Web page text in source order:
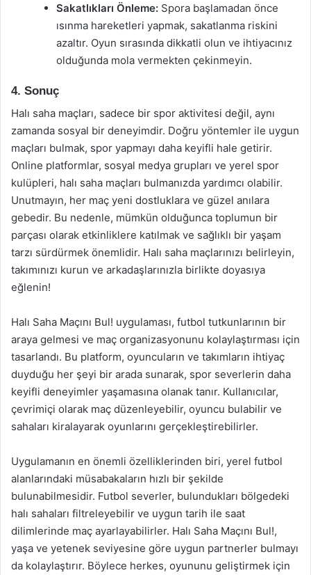
Sakatlıkları Önleme: Spora başlamadan önce
ısınma hareketleri yapmak, sakatlanma riskini
azaltır. Oyun sırasında dikkatli olun ve ihtiyacınız
olduğunda mola vermekten çekinmeyin.
4. Sonuç
Halı saha maçları, sadece bir spor aktivitesi değil, aynı
zamanda sosyal bir deneyimdir. Doğru yöntemler ile uygun
maçları bulmak, spor yapmayı daha keyifli hale getirir.
Online platformlar, sosyal medya grupları ve yerel spor
kulüpleri, halı saha maçları bulmanızda yardımcı olabilir.
Unutmayın, her maç yeni dostluklara ve güzel anılara
gebedir. Bu nedenle, mümkün olduğunca toplumun bir
parçası olarak etkinliklere katılmak ve sağlıklı bir yaşam
tarzı sürdürmek önemlidir. Halı saha maçlarınızı belirleyin,
takımınızı kurun ve arkadaşlarınızla birlikte doyasıya
eğlenin!
Halı Saha Maçını Bul! uygulaması, futbol tutkunlarının bir
araya gelmesi ve maç organizasyonunu kolaylaştırması için
tasarlandı. Bu platform, oyuncuların ve takımların ihtiyaç
duyduğu her şeyi bir arada sunarak, spor severlerin daha
keyifli deneyimler yaşamasına olanak tanır. Kullanıcılar,
çevrimiçi olarak maç düzenleyebilir, oyuncu bulabilir ve
sahaları kiralayarak oyunlarını gerçekleştirebilirler.
Uygulamanın en önemli özelliklerinden biri, yerel futbol
alanlarındaki müsabakaların hızlı bir şekilde
bulunabilmesidir. Futbol severler, bulundukları bölgedeki
halı sahaları filtreleyebilir ve uygun tarih ile saat
dilimlerinde maç ayarlayabilirler. Halı Saha Maçını Bul!,
yaşa ve yetenek seviyesine göre uygun partnerler bulmayı
da kolaylaştırır. Böylece herkes, oyununu geliştirmek için